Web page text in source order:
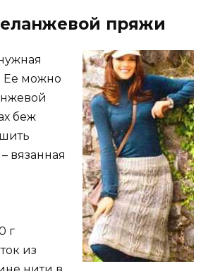
пряжи
Ее можно
беж
вязанная
г
из